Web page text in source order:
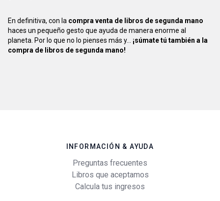
En definitiva, con la compra venta de libros de segunda mano
haces un pequeño gesto que ayuda de manera enorme al
planeta. Por lo que no lo pienses más y... ¡súmate tú también a la
compra de libros de segunda mano!
INFORMACIÓN & AYUDA
Preguntas frecuentes
Libros que aceptamos
Calcula tus ingresos